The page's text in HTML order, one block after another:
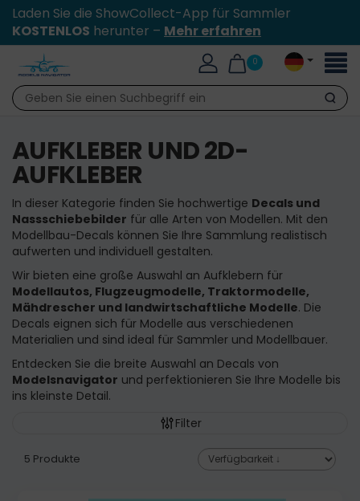
Laden Sie die ShowCollect-App für Sammler
KOSTENLOS herunter – Mehr erfahren
0
Suche
AUFKLEBER UND 2D-
AUFKLEBER
In dieser Kategorie finden Sie hochwertige Decals und
Nassschiebebilder für alle Arten von Modellen. Mit den
Modellbau-Decals können Sie Ihre Sammlung realistisch
aufwerten und individuell gestalten.
Wir bieten eine große Auswahl an Aufklebern für
Modellautos, Flugzeugmodelle, Traktormodelle,
Mähdrescher und landwirtschaftliche Modelle. Die
Decals eignen sich für Modelle aus verschiedenen
Materialien und sind ideal für Sammler und Modellbauer.
Entdecken Sie die breite Auswahl an Decals von
Modelsnavigator und perfektionieren Sie Ihre Modelle bis
ins kleinste Detail.
Filter
5 Produkte